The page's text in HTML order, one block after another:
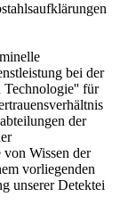
bei der
Technologie'' für
der
Wissen der
vorliegenden
unserer Detektei